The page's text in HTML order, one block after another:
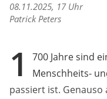
08.11.2025, 17 Uhr
Patrick Peters
1
700 Jahre sind
Menschheits-
passiert ist. Genauso